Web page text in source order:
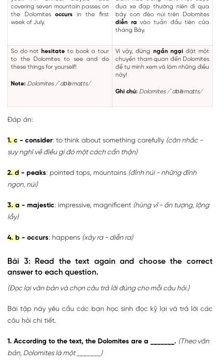
covering seven mountain passes on
the Dolomitesoccurs in the first
week of July.
đua xe đạp thường niên đi qua
bảy con đèo núi trên Dolomites
diễn ra vào tuần đầu tiên của
tháng Bảy.
So do not hesitate to book a tour
to the Dolomites to see and do
these things for yourself!
Note: Dolomites /ˈdɒləmaɪts/
Vì vậy, đừng ngần ngạiđặt một
chuyến tham quan đến Dolomites
để tự mình xem và làm những điều
này!
Ghi chú: Dolomites /ˈdɒləmaɪts/
Đáp án:
1. c - consider: to think about something carefully (cân nhắc -
suy nghĩ về điều gì đó một cách cẩn thận)
2. d - peaks: pointed tops, mountains (đỉnh núi - những đỉnh
ngọn, núi)
3. a - majestic: impressive, magnificent (hùng vĩ - ấn tượng, lộng
lẫy)
4. b - occurs: happens (xảy ra - diễn ra)
Bài 3: Read the text again and choose the correct
answer to each question.
(Đọc lại văn bản và chọn câu trả lời đúng cho mỗi câu hỏi.)
Bài tập này yêu cầu các bạn học sinh đọc kỹ lại và trả lời các
câu hỏi chi tiết.
1. According to the text, the Dolomites are a _______. (Theo văn
bản, Dolomites là một _______)